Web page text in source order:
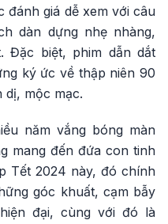
đánh giá dễ xem với câu
dàn dựng nhẹ nhàng,
Đặc biệt, phim dẫn dắt
ký ức về thập niên 90
dị, mộc mạc.
năm vắng bóng màn
mang đến đứa con tinh
Tết 2024 này, đó chính
góc khuất, cạm bẫy
đại, cùng với đó là